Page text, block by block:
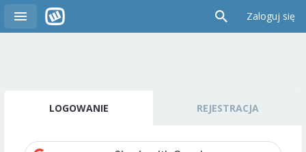
Zaloguj się
LOGOWANIE REJESTRACJA